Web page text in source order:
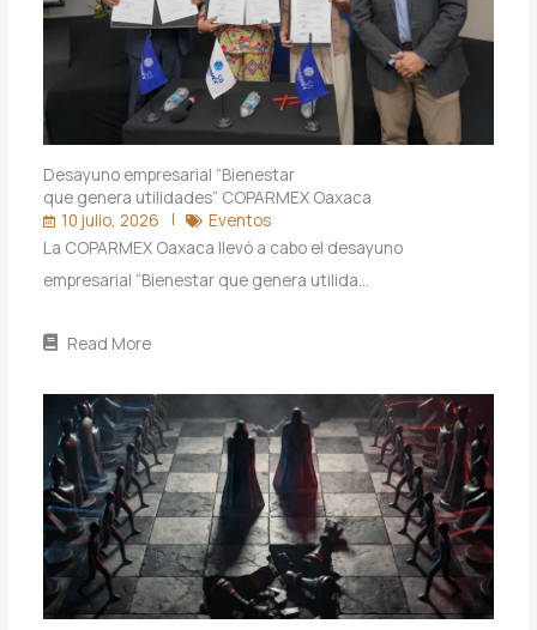
Desayuno empresarial “Bienestar
que genera utilidades” COPARMEX Oaxaca
10 julio, 2026
Eventos
La COPARMEX Oaxaca llevó a cabo el desayuno
empresarial “Bienestar que genera utilida…
Read More